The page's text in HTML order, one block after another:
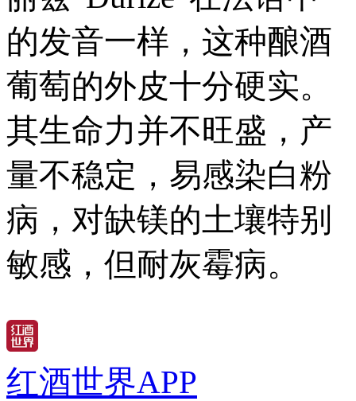
的发音一样，这种酿酒
葡萄的外皮十分硬实。
其生命力并不旺盛，产
量不稳定，易感染白粉
病，对缺镁的土壤特别
敏感，但耐灰霉病。
红酒世界APP